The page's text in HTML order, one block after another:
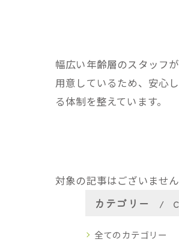
幅広い年齢層のスタッフ
用意しているため、安心
る体制を整えています。
対象の記事はございません
カテゴリー
全てのカテゴリー